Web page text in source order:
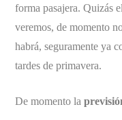
forma pasajera. Quizás
veremos, de momento
habrá, seguramente ya
tardes de primavera.
De momento la